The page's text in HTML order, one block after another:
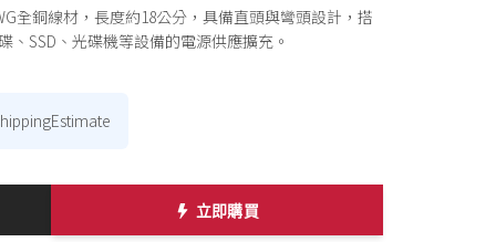
全銅線材，長度約18公分，具備直頭與彎頭設計，搭
SSD、光碟機等設備的電源供應擴充。
立即購買